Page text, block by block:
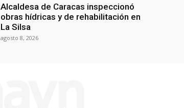
Alcaldesa de Caracas inspeccionó
obras hídricas y de rehabilitación en
La Silsa
agosto 8, 2026